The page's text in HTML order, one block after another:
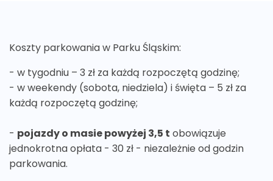
Koszty parkowania w Parku Śląskim:
- w tygodniu – 3 zł za każdą rozpoczętą godzinę;
- w weekendy (sobota, niedziela) i święta – 5 zł za
każdą rozpoczętą godzinę;
- pojazdy o masie powyżej 3,5 t obowiązuje
jednokrotna opłata - 30 zł - niezależnie od godzin
parkowania.